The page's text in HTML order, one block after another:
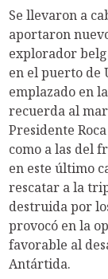
Se llevaron a
aportaron
explorador
en el puerto de
emplazado en
recuerda al
Presidente
como a las del
en este último
rescatar a la
destruida por
provocó en la
favorable al
Antártida.